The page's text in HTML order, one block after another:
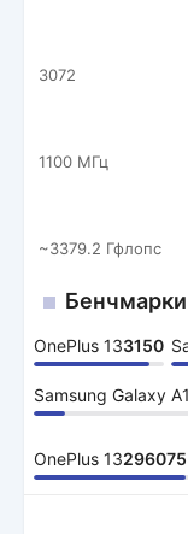
3072
1100 МГц
~3379.2 Гфлопс
Бенчмарки
OnePlus 133150
Samsung Galaxy
OnePlus 13